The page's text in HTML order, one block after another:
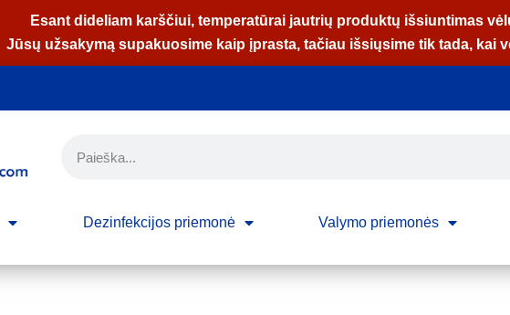
Esant dideliam karščiui, temperatūrai jautrių produktų išsiuntimas
Jūsų užsakymą supakuosime kaip įprasta, tačiau išsiųsime tik tada, kai
Dezinfekcijos priemonė Valymo priemonės